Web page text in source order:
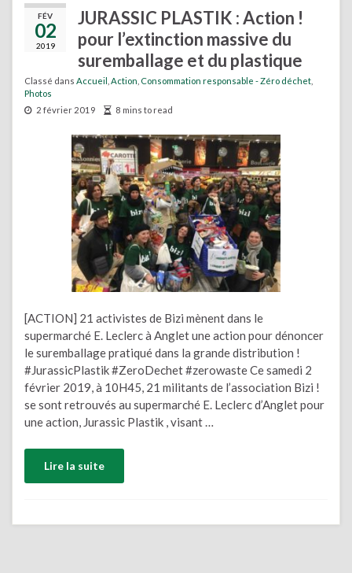
FÉV
02
2019
JURASSIC PLASTIK : Action !
pour l’extinction massive du
suremballage et du plastique
Classé dans Accueil Action Consommation responsable - Zéro déchet
Photos
2 février 2019
8 mins to read
[ACTION] 21 activistes de Bizi mènent dans le
supermarché E. Leclerc à Anglet une action pour dénoncer
le suremballage pratiqué dans la grande distribution !
#JurassicPlastik #ZeroDechet #zerowaste Ce samedi 2
février 2019, à 10H45, 21 militants de l’association Bizi !
se sont retrouvés au supermarché E. Leclerc d’Anglet pour
une action, Jurassic Plastik , visant …
Lire la suite